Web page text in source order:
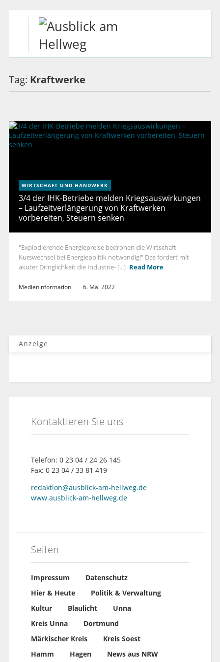
Tag: Kraftwerke
WIRTSCHAFT UND HANDWERK
3/4 der IHK-Betriebe melden Kriegsauswirkungen
– Laufzeitverlängerung von Kraftwerken
vorbereiten, Steuern senken
"Explodierende Energiepreise bedrohen die Wirtschaft –
Kurswechsel bei Energiepolitik notwendig!" Das fordert mit
akuter Dringlichkeit die Industrie- [...] Read More
Medieninformation 6. Mai 2022
Anzeige
Kontaktieren Sie uns
Telefon: 0 23 04 / 24 26 145
Fax: 0 23 04 / 33 81 419
redaktion@ausblick-am-hellweg.de
www.ausblick-am-hellweg.de
Seiten
Impressum
Datenschutz
Hier & Heute
Politik & Verwaltung
Kultur
Blaulicht
Unna
Kreis Unna
Dortmund
Märkischer Kreis
Kreis Soest
Hamm
Hagen News aus NRW